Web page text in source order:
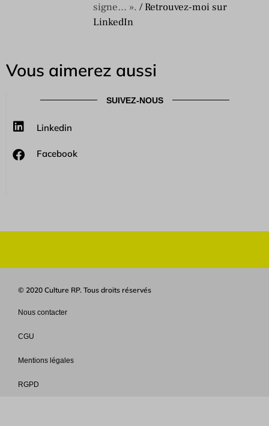
signe… ». / Retrouvez-moi sur
LinkedIn
Vous aimerez aussi
SUIVEZ-NOUS
Linkedin
Facebook
© 2020 Culture RP. Tous droits réservés
Nous contacter
CGU
Mentions légales
RGPD